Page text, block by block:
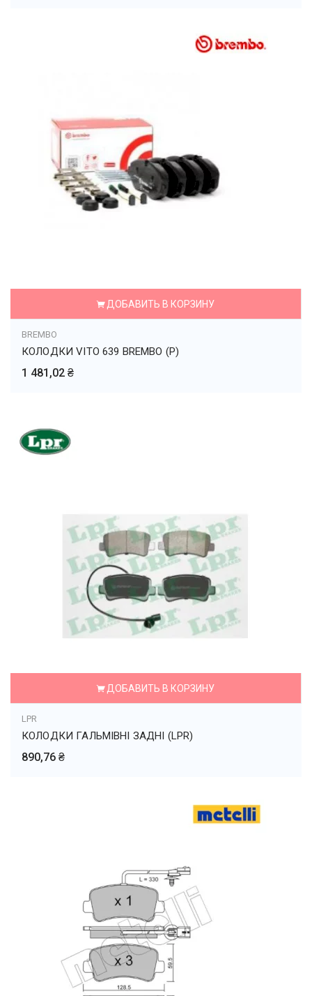
ДОБАВИТЬ В КОРЗИНУ
BREMBO
КОЛОДКИ VITO 639 BREMBO (P)
1 481,02 ₴
ДОБАВИТЬ В КОРЗИНУ
LPR
КОЛОДКИ ГАЛЬМІВНІ ЗАДНІ (LPR)
890,76 ₴